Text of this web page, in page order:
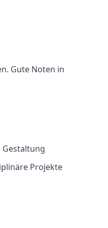
. Gute Noten in
Projekte